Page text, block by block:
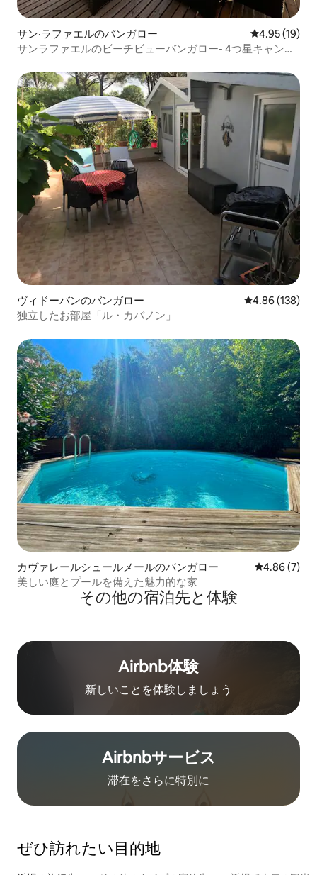
サン·ラファエルのバンガロー レビュー19
4.95 (19)
サンラファエルのビーチビューバンガロー- 4つ星キャンプ
ヴィドーバンのバンガロー レビュー138
4.86 (138)
独立したお部屋「ル・カバノン」
カヴァレールシュールメールのバンガロー レビュー7
4.86 (7)
美しい庭とプールを備えた魅力的な家
その他の宿⁠泊⁠先と体⁠験
Airbnb体験
新しいことを体験しましょう
Airbnb⁠サ⁠ー⁠ビ⁠ス
滞在をさ⁠ら⁠に特⁠別⁠に
ぜひ訪⁠れ⁠た⁠い目⁠的⁠地